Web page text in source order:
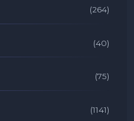
(264)
(40)
(75)
(1141)